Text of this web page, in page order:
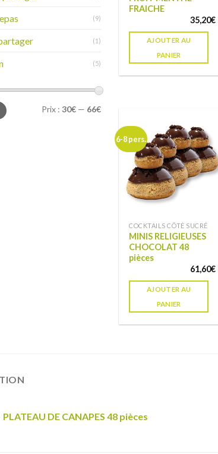
(9)
(1)
(5)
Prix : 30€ — 66€
FRAICHE
35,20€
AJOUTER AU
PANIER
6-8 pers.
Ajouter
à ma
liste de
souhaits
COCKTAILS CÔTÉ SUCRÉ
MINIS RELIGIEUSES
CHOCOLAT 48
pièces
61,60€
AJOUTER AU
PANIER
PLATEAU DE CANAPES 48 pièces